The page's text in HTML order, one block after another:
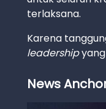
terlaksana.
Karena
leadership
News